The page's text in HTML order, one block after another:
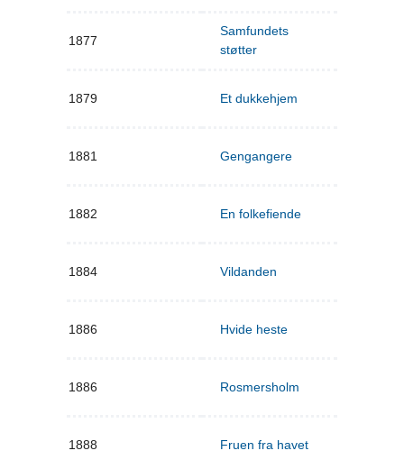
1877
Samfundets
støtter
1879 Et dukkehjem
1881 Gengangere
1882 En folkefiende
1884 Vildanden
1886 Hvide heste
1886 Rosmersholm
1888 Fruen fra havet